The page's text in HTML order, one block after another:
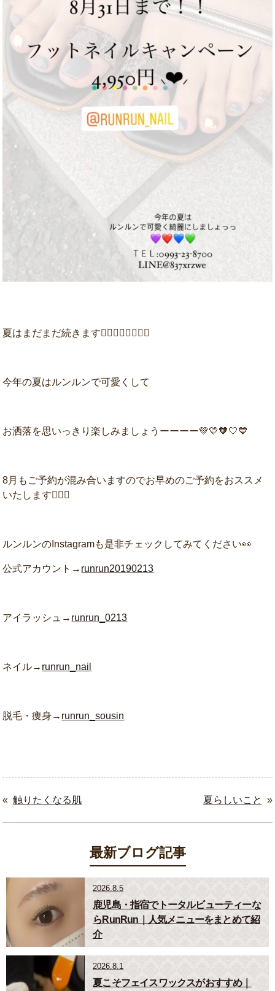
夏はまだまだ続きます🏃‍♀️🏃‍♀️🏃‍♀️🏃‍♀️
今年の夏はルンルンで可愛くして
お洒落を思いっきり楽しみましょうーーーー💚💛🧡🤍💙
8月もご予約が混み合いますのでお早めのご予約をおススメ
いたします💁‍♀️✨
ルンルンのInstagramも是非チェックしてみてください👀
公式アカウント→ runrun20190213
アイラッシュ→ runrun_0213
ネイル→ runrun_nail
脱毛・痩身→ runrun_sousin
« 触りたくなる肌 »
夏らしいこと
最新ブログ記事
2026.8.5
鹿児島・指宿でトータルビューティーな
らRunRun｜人気メニューをまとめて紹
介
2026.8.1
夏こそフェイスワックスがおすすめ｜